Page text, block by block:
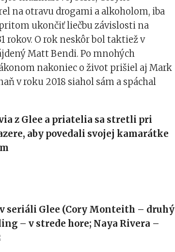
na otravu drogami a alkoholom, iba
ukončiť liečbu závislosti na
rokov. O rok neskôr bol taktiež v
Matt Bendi. Po mnohých
nakoniec o život prišiel aj Mark
v roku 2018 siahol sám a spáchal
z Glee a priatelia sa stretli pri
aby povedali svojej kamarátke
seriáli Glee (Cory Monteith – druhý
– v strede hore; Naya Rivera –